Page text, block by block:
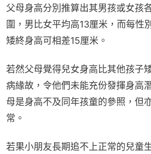
父母身高分別推算出其男孩或女孩
圍，男比女平均高13厘米，而每性
矮終身高可相差15厘米。
若然父母覺得兒女身高比其他孩子
病緣故，令他們未能充份發揮身高
母是身高不及同年孩童的參照，但
常。
若果小朋友長期追不上正常的兒童